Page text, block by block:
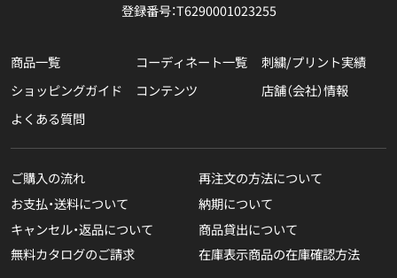
登録番号：T6290001023255
商品一覧 コーディネート一覧
刺繍/プリント実績
ショッピングガイド
コンテンツ
店舗（会社）情報
よくある質問
ご購入の流れ
再注文の方法について
お支払・送料について
納期について
キャンセル・返品について
商品貸出について
無料カタログのご請求
在庫表示商品の在庫確認方法